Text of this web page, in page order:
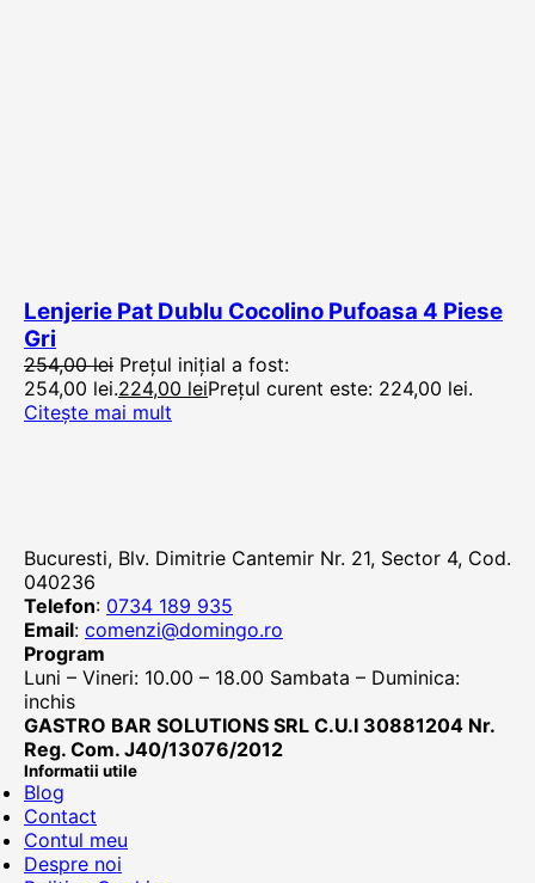
Lenjerie Pat Dublu Cocolino Pufoasa 4 Piese
Gri
254,00lei Prețul inițial a fost:
254,00 lei.224,00 leiPrețul curent este: 224,00 lei.
Citește mai mult
Bucuresti, Blv. Dimitrie Cantemir Nr. 21, Sector 4, Cod.
040236
Telefon: 0734 189 935
Email: comenzi@domingo.ro
Program
Luni – Vineri: 10.00 – 18.00 Sambata – Duminica:
inchis
GASTRO BAR SOLUTIONS SRL C.U.I 30881204 Nr.
Reg. Com. J40/13076/2012
Informatii utile
Blog
Contact
Contul meu
Despre noi